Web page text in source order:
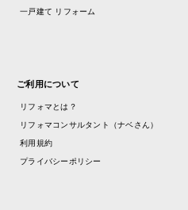
一戸建て リフォーム
ご利用について
リフォマとは？
リフォマコンサルタント（ナベさん）
利用規約
プライバシーポリシー